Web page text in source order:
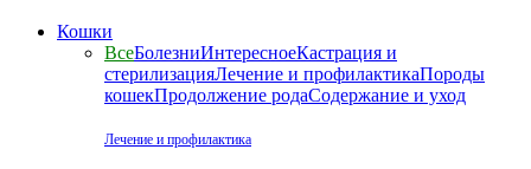
Кошки
ВсеБолезниИнтересноеКастрация и
стерилизацияЛечение и профилактикаПороды
кошекПродолжение родаСодержание и уход
Лечение и профилактика